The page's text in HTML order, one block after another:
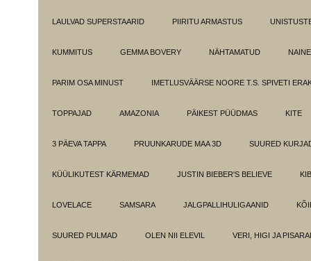
LAULVAD SUPERSTAARID PIIRITU ARMASTUS
KUMMITUS GEMMA BOVERY NÄHTAMATUD
PARIM OSA MINUST IMETLUSVÄÄRSE NOORE T.S. SPIVETI
TOPPAJAD AMAZONIA PÄIKEST PÜÜDMAS KITE
3 PÄEVA TAPPA PRUUNKARUDE MAA 3D SUURED
KÜÜLIKUTEST KÄRMEMAD JUSTIN BIEBER'S BELIEVE
LOVELACE SAMSARA JALGPALLIHULIGAANID
SUURED PULMAD OLEN NII ELEVIL VERI, HIGI JA